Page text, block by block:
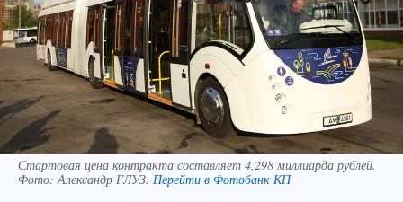
Стартовая цена контракта составляет 4,298 миллиарда рублей.
Фото:Александр ГЛУЗ. Перейти в Фотобанк КП